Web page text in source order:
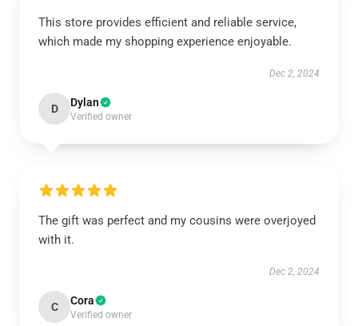
This store provides efficient and reliable service,
which made my shopping experience enjoyable.
Dec 2, 2024
D Dylan
Verified owner
The gift was perfect and my cousins were overjoyed
with it.
Dec 2, 2024
C Cora
Verified owner